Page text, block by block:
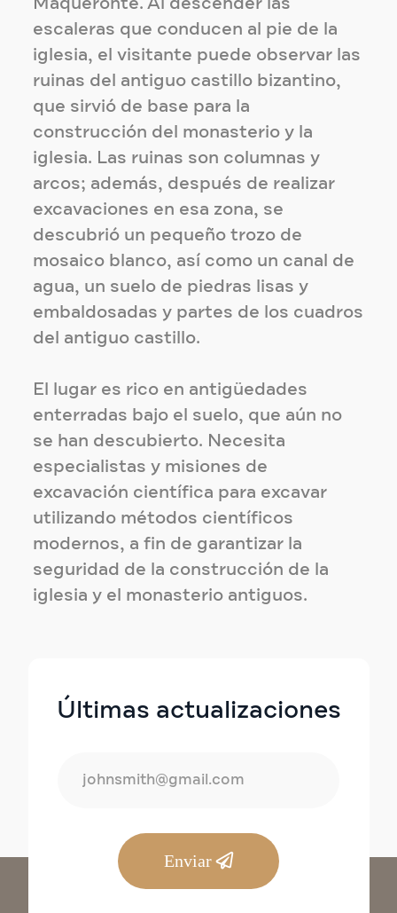
Maqueronte. Al descender las
escaleras que conducen al pie de la
iglesia, el visitante puede observar las
ruinas del antiguo castillo bizantino,
que sirvió de base para la
construcción del monasterio y la
iglesia. Las ruinas son columnas y
arcos; además, después de realizar
excavaciones en esa zona, se
descubrió un pequeño trozo de
mosaico blanco, así como un canal de
agua, un suelo de piedras lisas y
embaldosadas y partes de los cuadros
del antiguo castillo.
El lugar es rico en antigüedades
enterradas bajo el suelo, que aún no
se han descubierto. Necesita
especialistas y misiones de
excavación científica para excavar
utilizando métodos científicos
modernos, a fin de garantizar la
seguridad de la construcción de la
iglesia y el monasterio antiguos.
Últimas actualizaciones
Enviar